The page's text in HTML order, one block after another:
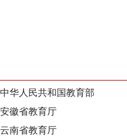
中华人民共和国教育部
安徽省教育厅
云南省教育厅